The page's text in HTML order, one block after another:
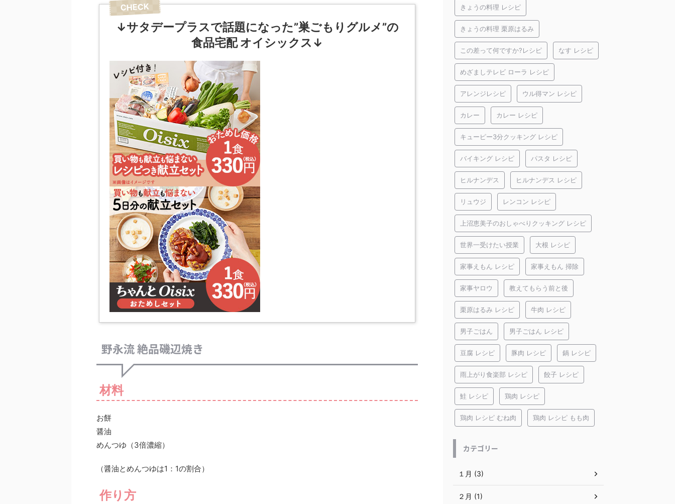
↓サタデープラスで話題になった”巣ごもりグルメ”の
食品宅配 オイシックス↓
野永流 絶品磯辺焼き
材料
お餅
醤油
めんつゆ（3倍濃縮）
（醤油とめんつゆは1：1の割合）
作り方
きょうの料理 レシピ
きょうの料理 栗原はるみ
この差って何ですか?レシピ なす レシピ
めざましテレビ ローラ レシピ
アレンジレシピ ウル得マン レシピ
カレー カレー レシピ
キューピー3分クッキング レシピ
バイキング レシピ パスタ レシピ
ヒルナンデス ヒルナンデス レシピ
リュウジ レンコン レシピ
上沼恵美子のおしゃべりクッキング レシピ
世界一受けたい授業 大根 レシピ
家事えもん レシピ 家事えもん 掃除
家事ヤロウ 教えてもらう前と後
栗原はるみ レシピ 牛肉 レシピ
男子ごはん 男子ごはん レシピ
豆腐 レシピ 豚肉 レシピ 鍋 レシピ
雨上がり食楽部 レシピ 餃子 レシピ
鮭 レシピ 鶏肉 レシピ
鶏肉 レシピ むね肉 鶏肉 レシピ もも肉
カテゴリー
１月 (3)
２月 (1)